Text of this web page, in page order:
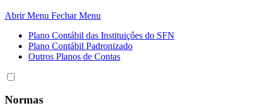
Abrir Menu Fechar Menu
Plano Contábil das Instituiçôes do SFN
Plano Contábil Padronizado
Outros Planos de Contas
Normas